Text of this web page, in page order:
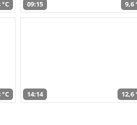
°C 09:15 9,6
°C 14:14 12,6